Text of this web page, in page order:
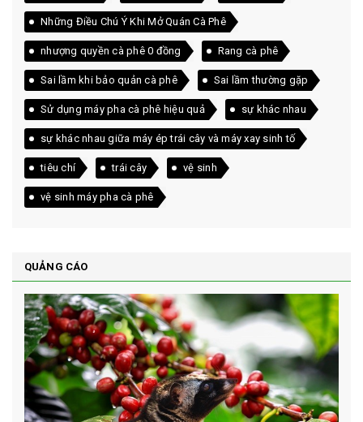
Những Điều Chú Ý Khi Mở Quán Cà Phê
nhượng quyền cà phê 0 đồng Rang cà phê
Sai lầm khi bảo quản cà phê Sai lầm thường gặp
Sử dụng máy pha cà phê hiệu quả sự khác nhau
sự khác nhau giữa máy ép trái cây và máy xay sinh tố
tiêu chí trái cây vệ sinh
vệ sinh máy pha cà phê
QUẢNG CÁO